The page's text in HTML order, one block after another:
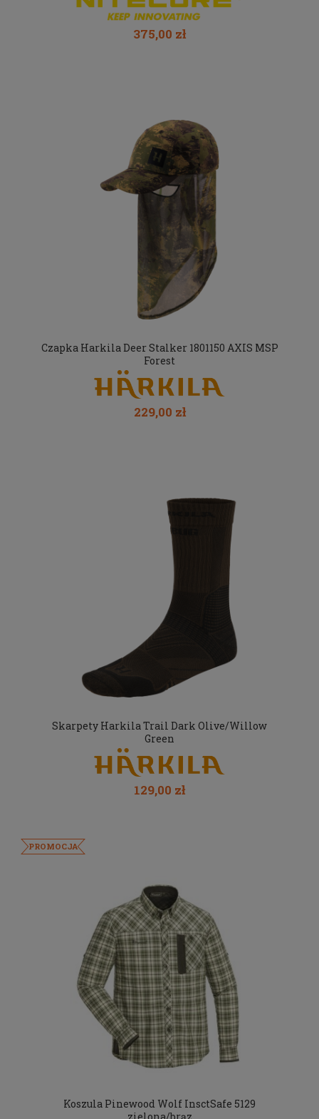
375,00 zł
Czapka Harkila Deer Stalker 1801150 AXIS MSP
Forest
229,00 zł
Skarpety Harkila Trail Dark Olive/Willow
Green
129,00 zł
Koszula Pinewood Wolf InsctSafe 5129
zielona/brąz
PROMOCJA